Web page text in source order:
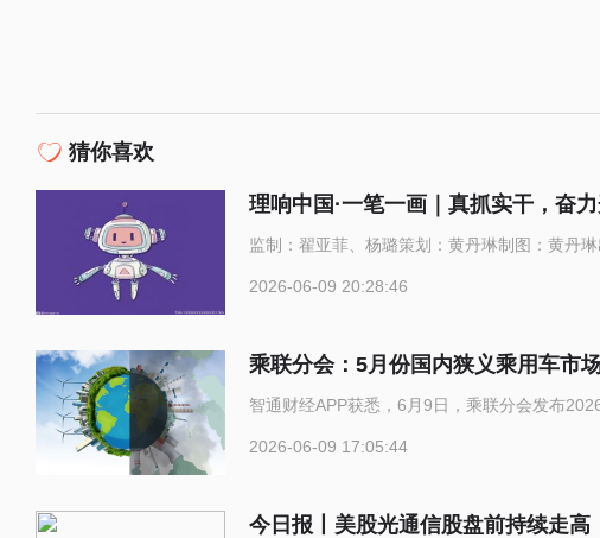
猜你喜欢
理响中国·一笔一画｜真抓实干，奋
监制：翟亚菲、杨璐策划：黄丹琳制图：黄丹
2026-06-09 20:28:46
乘联分会：5月份国内狭义乘用车市
智通财经APP获悉，6月9日，乘联分会发布
2026-06-09 17:05:44
今日报丨美股光通信股盘前持续走高